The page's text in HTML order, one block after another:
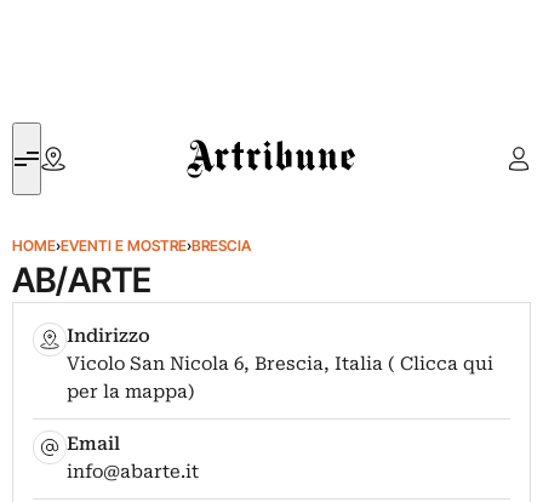
Artribune
HOME›EVENTI E MOSTRE›BRESCIA
AB/ARTE
Indirizzo
Vicolo San Nicola 6, Brescia, Italia ( Clicca qui
per la mappa)
Email
info@abarte.it